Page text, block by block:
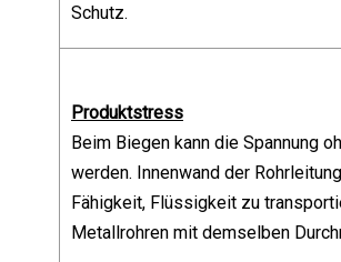
Schutz.
Produktstress
Beim Biegen kann die Spannung
werden. Innenwand der
Fähigkeit, Flüssigkeit zu
Metallrohren mit demselben